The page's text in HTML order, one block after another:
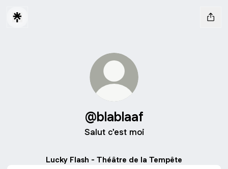
@blablaaf
Salut c'est moi
Lucky Flash - Théâtre de la Tempête